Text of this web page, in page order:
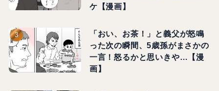
ケ【漫画】
「おい、お茶！」と義父が怒鳴
った次の瞬間、5歳孫がまさかの
一言！怒るかと思いきや…【漫
画】